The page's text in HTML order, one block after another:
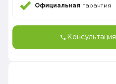
Официальная гарантия
Консультация